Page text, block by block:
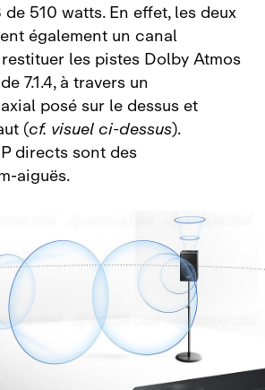
510 watts. En effet, les deux
également un canal
les pistes Dolby Atmos
7.1.4, à travers un
posé sur le dessus et
(cf. visuel ci‑dessus).
directs sont des